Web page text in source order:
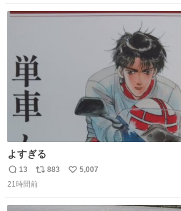
ト
数
よすぎる
返
信
13
リ
ポ
883
い
5,007
21時間前